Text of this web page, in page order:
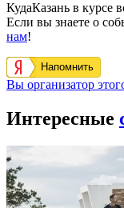
КудаКазань в курсе
Если вы знаете о
нам!
Напомнить
Вы организатор
Интересные